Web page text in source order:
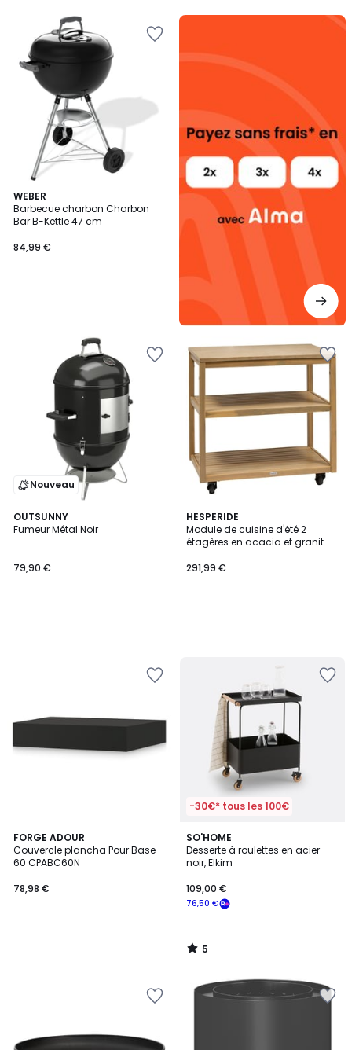
WEBER
Barbecue charbon Charbon
Bar B-Kettle 47 cm
84,99 €
Alma
sans
Nouveau
OUTSUNNY
Fumeur Métal Noir
79,90 €
HESPERIDE
Module de cuisine d'été 2
étagères en acacia et granit
291,99 €
FORGE ADOUR
Couvercle plancha Pour Base
60 CPABC60N
78,98 €
-30€* tous les 100€
SO'HOME
Desserte à roulettes en acier
noir, Elkim
76,50 €
109,00 €
5
/
5
5
/